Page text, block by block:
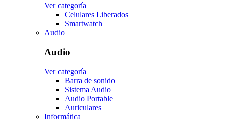
Ver categoría
Celulares Liberados
Smartwatch
Audio
Audio
Ver categoría
Barra de sonido
Sistema Audio
Audio Portable
Auriculares
Informática